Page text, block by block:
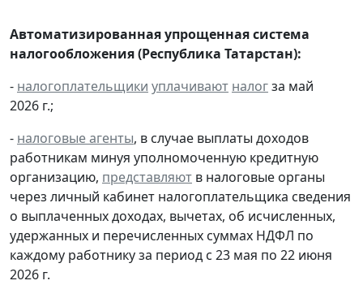
Автоматизированная упрощенная система
налогообложения (Республика Татарстан):
- налогоплательщики уплачивают налогза май
2026 г.;
- налоговые агенты, в случае выплаты доходов
работникам минуя уполномоченную кредитную
организацию, представляют в налоговые органы
через личный кабинет налогоплательщика сведения
о выплаченных доходах, вычетах, об исчисленных,
удержанных и перечисленных суммах НДФЛ по
каждому работнику за период с 23 мая по 22 июня
2026 г.